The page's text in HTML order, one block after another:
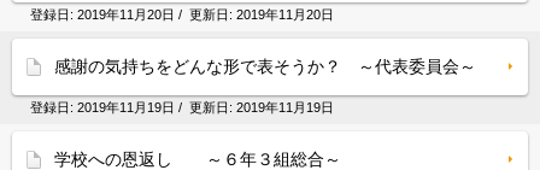
登録日: 2019年11月20日 / 更新日: 2019年11月20日
感謝の気持ちをどんな形で表そうか？ ～代表委員会～
登録日: 2019年11月19日 / 更新日: 2019年11月19日
学校への恩返し ～６年３組総合～